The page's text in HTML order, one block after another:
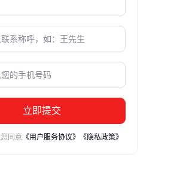
立即提交
同意 《用户服务协议》 《隐私政策》